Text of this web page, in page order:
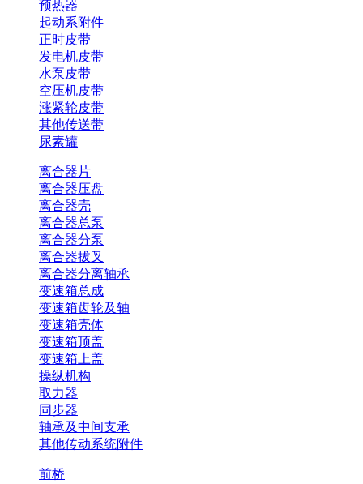
预热器
起动系附件
正时皮带
发电机皮带
水泵皮带
空压机皮带
涨紧轮皮带
其他传送带
尿素罐
离合器片
离合器压盘
离合器壳
离合器总泵
离合器分泵
离合器拔叉
离合器分离轴承
变速箱总成
变速箱齿轮及轴
变速箱壳体
变速箱顶盖
变速箱上盖
操纵机构
取力器
同步器
轴承及中间支承
其他传动系统附件
前桥